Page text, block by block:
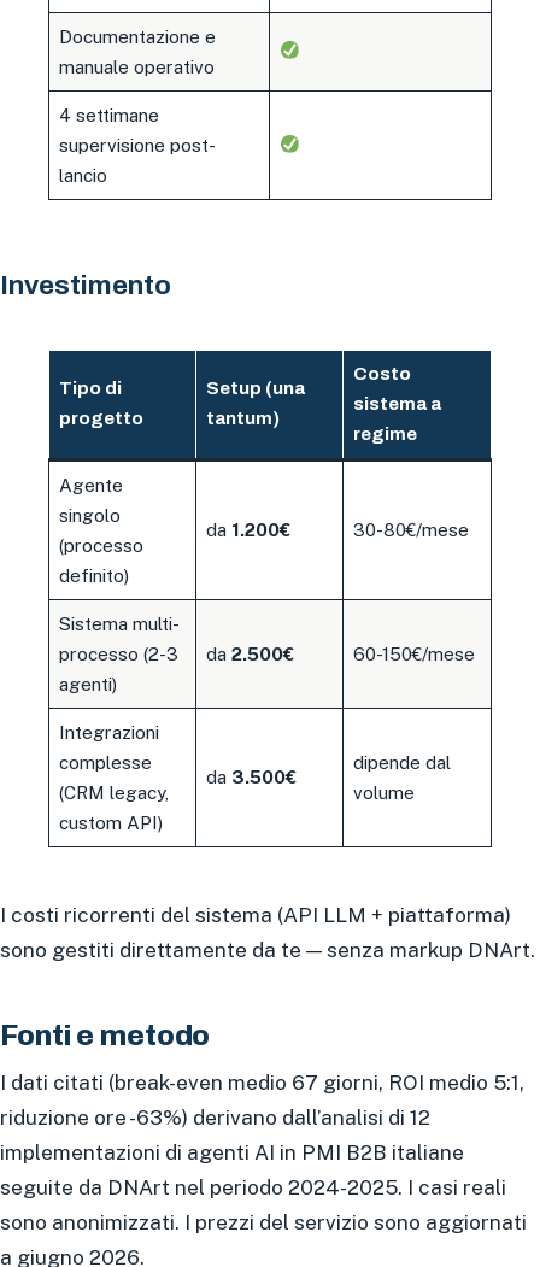
Documentazione e
manuale operativo
4 settimane
supervisione post-
lancio
Investimento
Tipo di
progetto
Setup (una
tantum)
Costo
sistema a
regime
Agente
singolo
(processo
definito)
da 1.200€ 30-80€/mese
Sistema multi-
processo (2-3
agenti)
da 2.500€ 60-150€/mese
Integrazioni
complesse
(CRM legacy,
custom API)
da 3.500€
dipende dal
volume
I costi ricorrenti del sistema (API LLM + piattaforma)
sono gestiti direttamente da te — senza markup DNArt.
Fonti e metodo
I dati citati (break-even medio 67 giorni, ROI medio 5:1,
riduzione ore -63%) derivano dall’analisi di 12
implementazioni di agenti AI in PMI B2B italiane
seguite da DNArt nel periodo 2024-2025. I casi reali
sono anonimizzati. I prezzi del servizio sono aggiornati
a giugno 2026.